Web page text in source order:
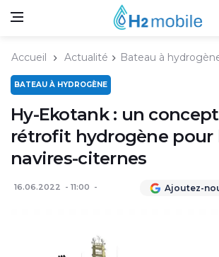
Accueil Actualité Bateau à
BATEAU À HYDROGÈNE
Hy-Ekotank : un
rétrofit hydrogène pour
navires-citernes
16.06.2022 11:00 Ajoutez-